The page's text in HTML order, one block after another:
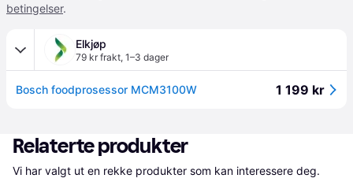
betingelser.
Elkjøp
79 kr frakt, 1–3 dager
Bosch foodprosessor MCM3100W 1 199 kr
Relaterte produkter